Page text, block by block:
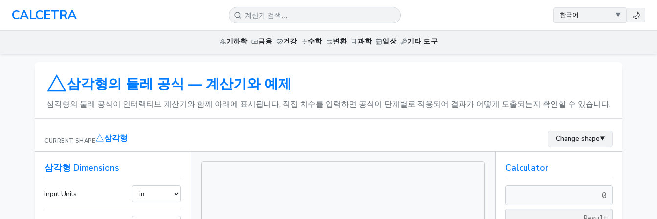
CALCETRA 🌙
기하학 금융 건강 수학 변환 과학 일상 기타 도구
삼각형의 둘레 공식 — 계산기와 예제
삼각형의 둘레 공식이 인터랙티브 계산기와 함께 아래에 표시됩니다. 직접 치수를 입력하면 공식이 단계별로 적용되어 결과가 어떻게 도출되는지 확인할 수 있습니다.
CURRENT SHAPE 삼각형 Change shape▼
삼각형 Dimensions
Input Units
Calculator